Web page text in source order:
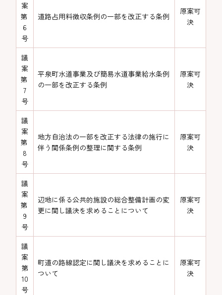
案
第
6
号
道路占用料徴収条例の一部を改正する条例
原案可
決
議
案
第
7
号
平泉町水道事業及び簡易水道事業給水条例
の一部を改正する条例
原案可
決
議
案
第
8
号
地方自治法の一部を改正する法律の施行に
伴う関係条例の整理に関する条例
原案可
決
議
案
第
9
号
辺地に係る公共的施設の総合整備計画の変
更に関し議決を求めることについて
原案可
決
議
案
第
10
号
町道の路線認定に関し議決を求めることに
ついて
原案可
決